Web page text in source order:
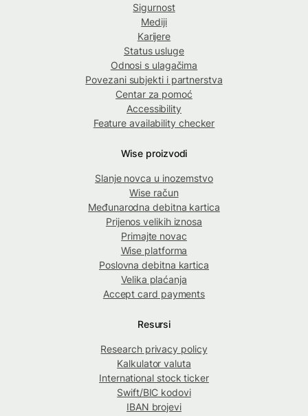
Sigurnost
Mediji
Karijere
Status usluge
Odnosi s ulagačima
Povezani subjekti i partnerstva
Centar za pomoć
Accessibility
Feature availability checker
Wise proizvodi
Slanje novca u inozemstvo
Wise račun
Međunarodna debitna kartica
Prijenos velikih iznosa
Primajte novac
Wise platforma
Poslovna debitna kartica
Velika plaćanja
Accept card payments
Resursi
Research privacy policy
Kalkulator valuta
International stock ticker
Swift/BIC kodovi
IBAN brojevi